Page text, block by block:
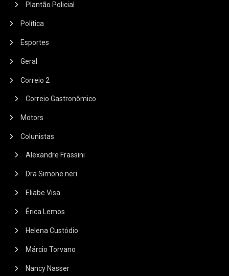
Plantão Policial
Política
Esportes
Geral
Correio 2
Correio Gastronômico
Motors
Colunistas
Alexandre Frassini
Dra Simone neri
Eliabe Visa
Érica Lemos
Helena Custódio
Márcio Torvano
Nancy Nasser